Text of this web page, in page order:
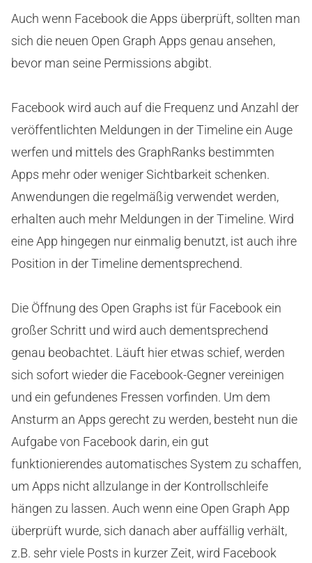
Auch wenn Facebook die Apps überprüft, sollten man
sich die neuen Open Graph Apps genau ansehen,
bevor man seine Permissions abgibt.
Facebook wird auch auf die Frequenz und Anzahl der
veröffentlichten Meldungen in der Timeline ein Auge
werfen und mittels des GraphRanks bestimmten
Apps mehr oder weniger Sichtbarkeit schenken.
Anwendungen die regelmäßig verwendet werden,
erhalten auch mehr Meldungen in der Timeline. Wird
eine App hingegen nur einmalig benutzt, ist auch ihre
Position in der Timeline dementsprechend.
Die Öffnung des Open Graphs ist für Facebook ein
großer Schritt und wird auch dementsprechend
genau beobachtet. Läuft hier etwas schief, werden
sich sofort wieder die Facebook-Gegner vereinigen
und ein gefundenes Fressen vorfinden. Um dem
Ansturm an Apps gerecht zu werden, besteht nun die
Aufgabe von Facebook darin, ein gut
funktionierendes automatisches System zu schaffen,
um Apps nicht allzulange in der Kontrollschleife
hängen zu lassen. Auch wenn eine Open Graph App
überprüft wurde, sich danach aber auffällig verhält,
z.B. sehr viele Posts in kurzer Zeit, wird Facebook